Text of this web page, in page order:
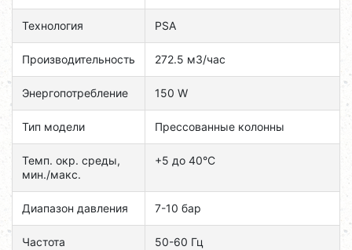
Технология PSA
Производительность 272.5 м3/час
Энергопотребление 150 W
Тип модели Прессованные колонны
Темп. окр. среды,
мин./макс.
+5 до 40°C
Диапазон давления 7-10 бар
Частота 50-60 Гц